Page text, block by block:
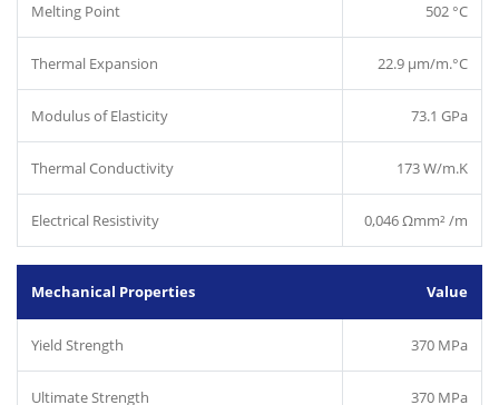
Melting Point 502 °C
Thermal Expansion 22.9 µm/m.°C
Modulus of Elasticity 73.1 GPa
Thermal Conductivity 173 W/m.K
Electrical Resistivity 0,046 Ωmm² /m
Mechanical Properties Value
Yield Strength 370 MPa
Ultimate Strength 370 MPa